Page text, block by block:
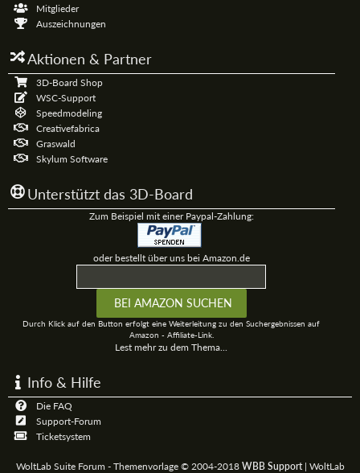
Mitglieder
Auszeichnungen
Aktionen & Partner
3D-Board Shop
WSC-Support
Speedmodeling
Creativefabrica
Graswald
Skylum Software
Unterstützt das 3D-Board
Zum Beispiel mit einer Paypal-Zahlung:
oder bestellt über uns bei Amazon.de
Durch Klick auf den Button erfolgt eine Weiterleitung zu den Suchergebnissen auf
Amazon - Affiliate-Link.
Lest mehr zu dem Thema...
Info & Hilfe
Die FAQ
Support-Forum
Ticketsystem
WoltLab Suite Forum - Themenvorlage © 2004-2018 WBB Support| WoltLab